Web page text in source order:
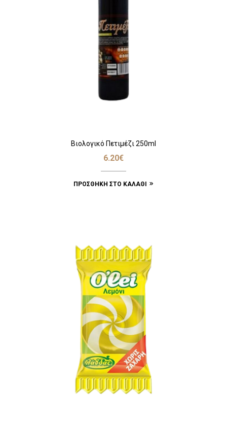
Βιολογικό Πετιμέζι 250ml
6.20€
ΠΡΟΣΘΉΚΗ ΣΤΟ ΚΑΛΆΘΙ